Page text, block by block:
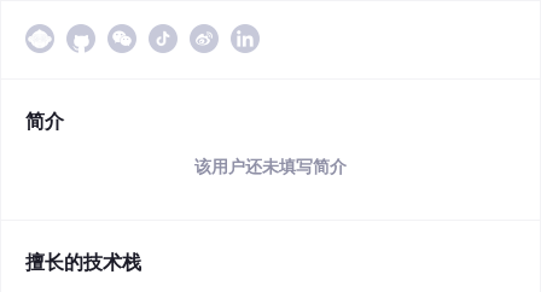
简介
该用户还未填写简介
擅长的技术栈